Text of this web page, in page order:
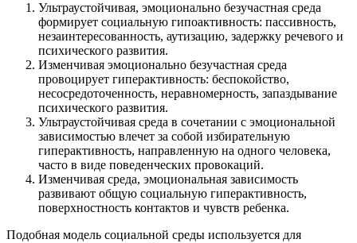
Ультраустойчивая, эмоционально безучастная среда
формирует социальную гипоактивность: пассивность,
незаинтересованность, аутизацию, задержку речевого и
психического развития.
Изменчивая эмоционально безучастная среда
провоцирует гиперактивность: беспокойство,
несосредоточенность, неравномерность, запаздывание
психического развития.
Ультраустойчивая среда в сочетании с эмоциональной
зависимостью влечет за собой избирательную
гиперактивность, направленную на одного человека,
часто в виде поведенческих провокаций.
Изменчивая среда, эмоциональная зависимость
развивают общую социальную гиперактивность,
поверхностность контактов и чувств ребенка.
Подобная модель социальной среды используется для